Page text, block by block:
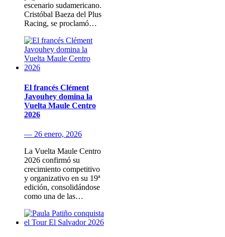
escenario sudamericano.
Cristóbal Baeza del Plus
Racing, se proclamó…
El francés Clément
Javouhey domina la
Vuelta Maule Centro
2026
— 26 enero, 2026
La Vuelta Maule Centro
2026 confirmó su
crecimiento competitivo
y organizativo en su 19ª
edición, consolidándose
como una de las…